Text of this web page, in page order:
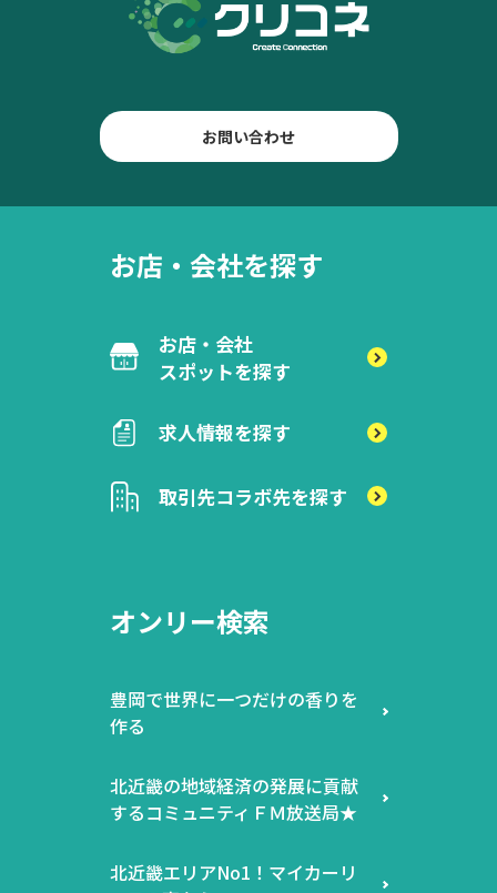
お問い合わせ
お店・会社を探す
お店・会社
スポットを探す
求人情報を探す
取引先コラボ先を探す
オンリー検索
豊岡で世界に一つだけの香りを
作る
北近畿の地域経済の発展に貢献
するコミュニティＦＭ放送局★
北近畿エリアNo1！マイカーリ